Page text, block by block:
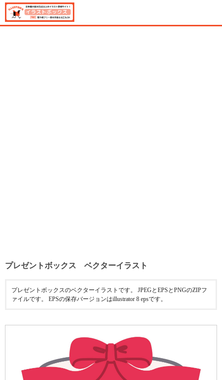
プレゼントボックス ベクターイラスト
プレゼントボックスのベクターイラストです。 JPEGとEPSとPNGのZIPフ
ァイルです。 EPSの保存バージョンはillustrator 8 epsです。